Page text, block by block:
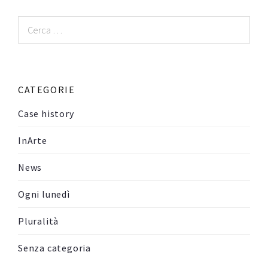
per:
CATEGORIE
Case history
InArte
News
Ogni lunedì
Pluralità
Senza categoria